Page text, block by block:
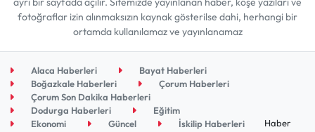
fotoğraflar izin alınmaksızın kaynak gösterilse dahi, herhangi bir
ortamda kullanılamaz ve yayınlanamaz
Alaca Haberleri
Bayat Haberleri
Boğazkale Haberleri
Çorum Haberleri
Çorum Son Dakika Haberleri
Dodurga Haberleri
Eğitim
Ekonomi
Güncel
İskilip Haberleri
Haber